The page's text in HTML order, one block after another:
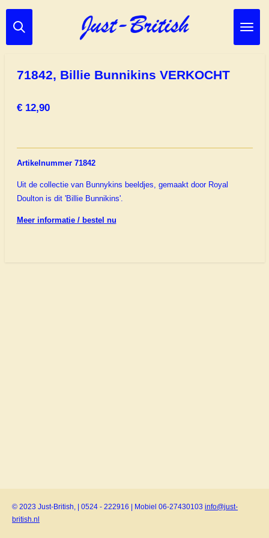
Ga
direct
71842, Billie Bunnikins VERKOCHT
€ 12,90
Artikelnummer 71842
Uit de collectie van Bunnykins beeldjes, gemaakt door Royal
Doulton is dit 'Billie Bunnikins'.
Meer informatie / bestel nu
© 2023 Just-British, | 0524 - 222916 | Mobiel 06-27430103 info@just-
british.nl